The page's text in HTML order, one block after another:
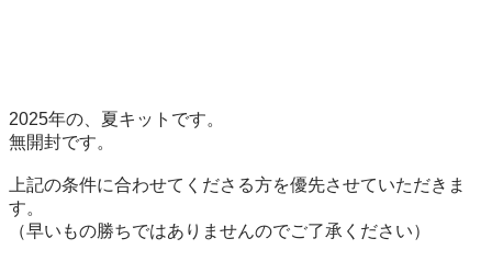
2025年の、夏キットです。
無開封です。
上記の条件に合わせてくださる方を優先させていただきま
す。
（早いもの勝ちではありませんのでご了承ください）